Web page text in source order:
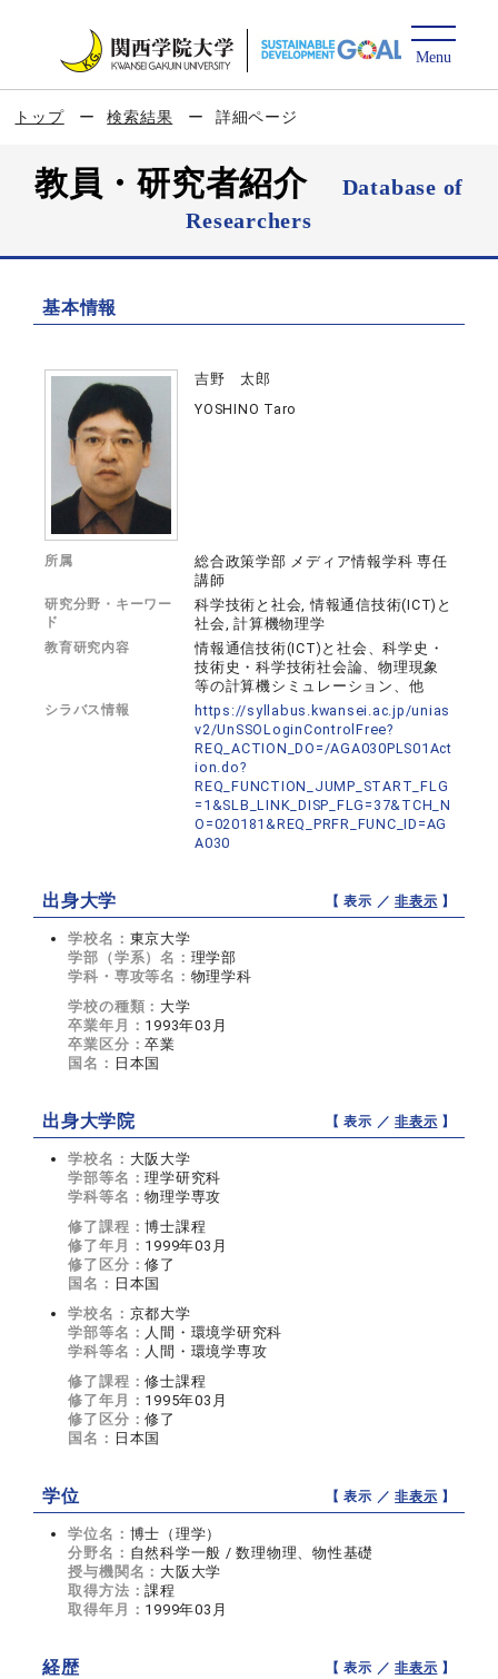
トップ 検索結果 詳細ページ
教員・研究者紹介
Database of
Researchers
基本情報
吉野 太郎
YOSHINO Taro
所属
総合政策学部 メディア情報学科 専任
講師
研究分野・キーワー
ド
科学技術と社会, 情報通信技術(ICT)と
社会, 計算機物理学
教育研究内容
情報通信技術(ICT)と社会、科学史・
技術史・科学技術社会論、物理現象
等の計算機シミュレーション、他
シラバス情報
https://syllabus.kwansei.ac.jp/unias
v2/UnSSOLoginControlFree?
REQ_ACTION_DO=/AGA030PLS01Act
ion.do?
REQ_FUNCTION_JUMP_START_FLG
=1&SLB_LINK_DISP_FLG=37&TCH_N
O=020181&REQ_PRFR_FUNC_ID=AG
A030
出身大学 【 表示 ／非表示 】
学校名： 東京大学
学部（学系）名： 理学部
学科・専攻等名： 物理学科
学校の種類： 大学
卒業年月： 1993年03月
卒業区分：卒業
国名： 日本国
出身大学院 【 表示 ／非表示 】
学校名： 大阪大学
学部等名：理学研究科
学科等名：物理学専攻
修了課程：博士課程
修了年月： 1999年03月
修了区分：修了
国名： 日本国
学校名： 京都大学
学部等名： 人間・環境学研究科
学科等名： 人間・環境学専攻
修了課程：修士課程
修了年月： 1995年03月
修了区分：修了
国名： 日本国
学位 【 表示 ／非表示 】
学位名： 博士（理学）
分野名： 自然科学一般 / 数理物理、物性基礎
授与機関名： 大阪大学
取得方法：課程
取得年月： 1999年03月
経歴 【 表示 ／非表示 】